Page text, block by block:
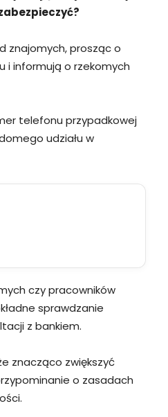
znajomych, prosząc o
i informują o rzekomych
telefonu przypadkowej
udziału w
czy pracowników
sprawdzanie
z bankiem.
znacząco zwiększyć
o zasadach